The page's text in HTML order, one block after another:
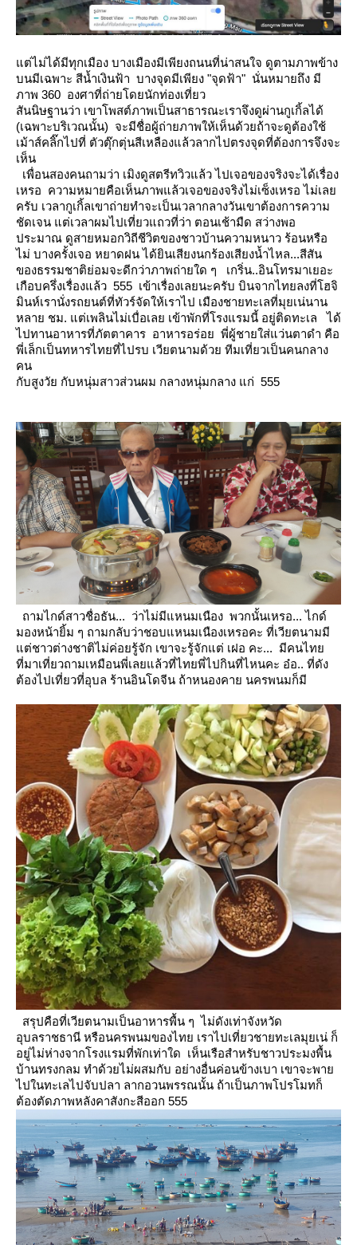
ต่ไม่ได้มีทุกเมือง บางเมืองมีเพียงถนนที่น่าสนใจ ดูตามภาพข้าง
บนมีเฉพาะ สีน้ำเงินฟ้า บางจุดมีเพียง "จุดฟ้า" นั่นหมายถึง มี
ภาพ 360 องศาที่ถ่ายโดยนักท่องเที่ยว
สันนิษฐานว่า เขาโพสต์ภาพเป็นสาธารณะเราจึงดูผ่านกูเกิ้ลได้
(เฉพาะบริเวณนั้น) จะมีชื่อผู้ถ่ายภาพให้เห็นด้วยถ้าจะดูต้องใช้
เม้าส์คลิ๊กไปที่ ตัวตุ๊กตุ่นสีเหลืองแล้วลากไปตรงจุดที่ต้องการจึงจะ
เห็น
เพื่อนสองคนถามว่า เมิงดูสตรีทวิวแล้ว ไปเจอของจริงจะได้เรื่อง
เหรอ ความหมายคือเห็นภาพแล้วเจอของจริงไม่เซ็งเหรอ ไม่เล
ครับ เวลากูเกิ้ลเขาถ่ายทำจะเป็นเวลากลางวันเขาต้องการความ
ชัดเจน ต่เวลาผมไปเที่ยวแถวที่ว่า ตอนเช้ามืด สว่างพอ
ประมาณ ดูสายหมอกวิถีชีวิตของชาวบ้านความหนาว ร้อนหรือ
ไม่ บางครั้งเจอ หยาดฝน ได้ยินเสียงนกร้องเสียงน้ำไหล...สีสัน
ของธรรมชาติย่อมจะดีกว่าภาพถ่ายใด ๆ
เกริ่น..อินโทรมาเยอะ
เกือบครึ่งเรื่องแล้ว 555 เข้าเรื่องเลยนะครับ บินจากไทยลงที่โฮจิ
มินห์เรานั่งรถยนต์ที่ทัวร์จัดให้เราไป เมืองชายทะเลที่มุยเน่นาน
หลาย ชม. แต่เพลินไม่เบื่อเล เข้าพักที่โรงแรมนี้ อยู่ติดทะเล
ได้
ไปทานอาหารที่ภัตตาคาร อาหารอร่อย พี่ผู้ชายใส่แว่นตาดำ คือ
พี่เล็กเป็นทหารไทยที่ไปรบ เวียตนามด้วย ทีมเที่ยวเป็นคนกลาง
คน
กับสูงวัย กับหนุ่มสาวส่วนผม กลางหนุ่มกลาง แก่ 555
ถามไกด์สาวชื่อธัน... ว่าไม่มีแหนมเนือง พวกนั้นเหรอ... ไกด์
มองหน้ายิ้ม ๆ ถามกลับว่าชอบแหนมเนืองเหรอคะ ที่เวียตนามมี
ต่ชาวต่างชาติไม่ค่อยรู้จัก เขาจะรู้จักแต่ เฝอ คะ... มีคนไท
ที่มาเที่ยวถามเหมือนพี่เลยแล้วที่ไทยพี่ไปกินที่ไหนคะ อ๋อ.. ที่ดัง
ต้องไปเที่ยวที่อุบล ร้านอินโดจีน ถ้าหนองคาย นครพนมก็มี
สรุปคือที่เวียตนามเป็นอาหารพื้น ๆ ไม่ดังเท่าจังหวัด
อุบลราชธานี หรือนครพนมของไท เราไปเที่ยวชายทะเลมุยเน่ ก็
อยู่ไม่ห่างจากโรงแรมที่พักเท่าใด เห็นเรือสำหรับชาวประมงพื้น
บ้านทรงกลม ทำด้วยไม่ผสมกับ อย่างอื่นค่อนข้างเบา เขาจะพา
ไปในทะเลไปจับปลา ลากอวนพรรณนั้น ถ้าเป็นภาพโปรโมทก็
ต้องตัดภาพหลังคาสังกะสีออก 555